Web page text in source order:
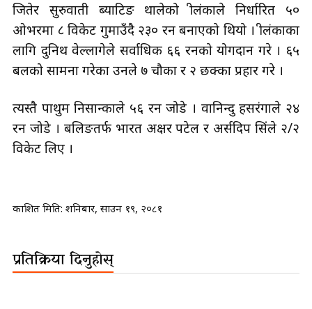
जितेर सुरुवाती ब्याटिङ थालेको श्रीलंकाले निर्धारित ५०
ओभरमा ८ विकेट गुमाउँदै २३० रन बनाएको थियो । श्रीलंकाका
लागि दुनिथ वेल्लागेले सर्वाधिक ६६ रनको योगदान गरे । ६५
बलको सामना गरेका उनले ७ चौका र २ छक्का प्रहार गरे ।
त्यस्तै पाथुम निसान्काले ५६ रन जोडे । वानिन्दु हसरंगाले २४
रन जोडे । बलिङतर्फ भारत अक्षर पटेल र अर्सदिप सिंले २/२
विकेट लिए ।
प्रकाशित मिति: शनिबार, साउन १९, २०८१
प्रतिक्रिया दिनुहोस्